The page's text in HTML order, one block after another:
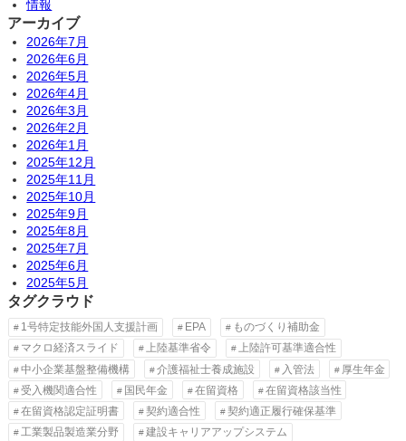
情報
アーカイブ
2026年7月
2026年6月
2026年5月
2026年4月
2026年3月
2026年2月
2026年1月
2025年12月
2025年11月
2025年10月
2025年9月
2025年8月
2025年7月
2025年6月
2025年5月
タグクラウド
1号特定技能外国人支援計画 EPA
ものづくり補助金
マクロ経済スライド
上陸基準省令
上陸許可基準適合性
中小企業基盤整備機構
介護福祉士養成施設 入管法
厚生年金
受入機関適合性
国民年金 在留資格
在留資格該当性
在留資格認定証明書
契約適合性
契約適正履行確保基準
工業製品製造業分野
建設キャリアアップシステム